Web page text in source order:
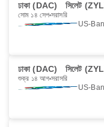
ঢাকা (DAC) সিলেট
সোম ১৪ সেপ সরাসরি
US-
ঢাকা (DAC) সিলেট
শুক্র ১৪ আগ সরাসরি
US-